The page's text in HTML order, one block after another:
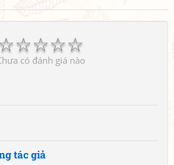
☆
☆
☆
☆
☆
có đánh giá nào
tác giả